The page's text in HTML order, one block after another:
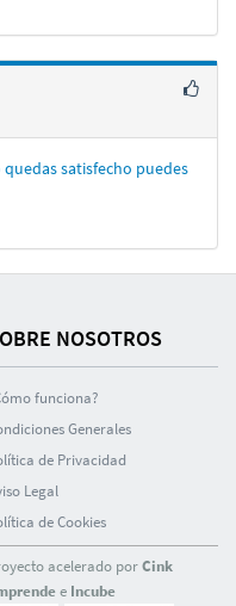
satisfecho puedes
NOSOTROS
funciona?
Generales
de Privacidad
Legal
de Cookies
acelerado porCink
e Incube